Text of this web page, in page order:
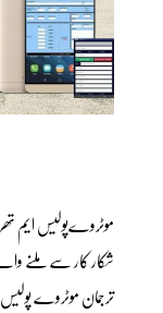
موٹروےپولیس ایم
شکار کار سے ملنے
ترجمان موٹروے